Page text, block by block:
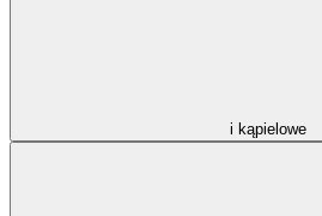
i kąpielowe